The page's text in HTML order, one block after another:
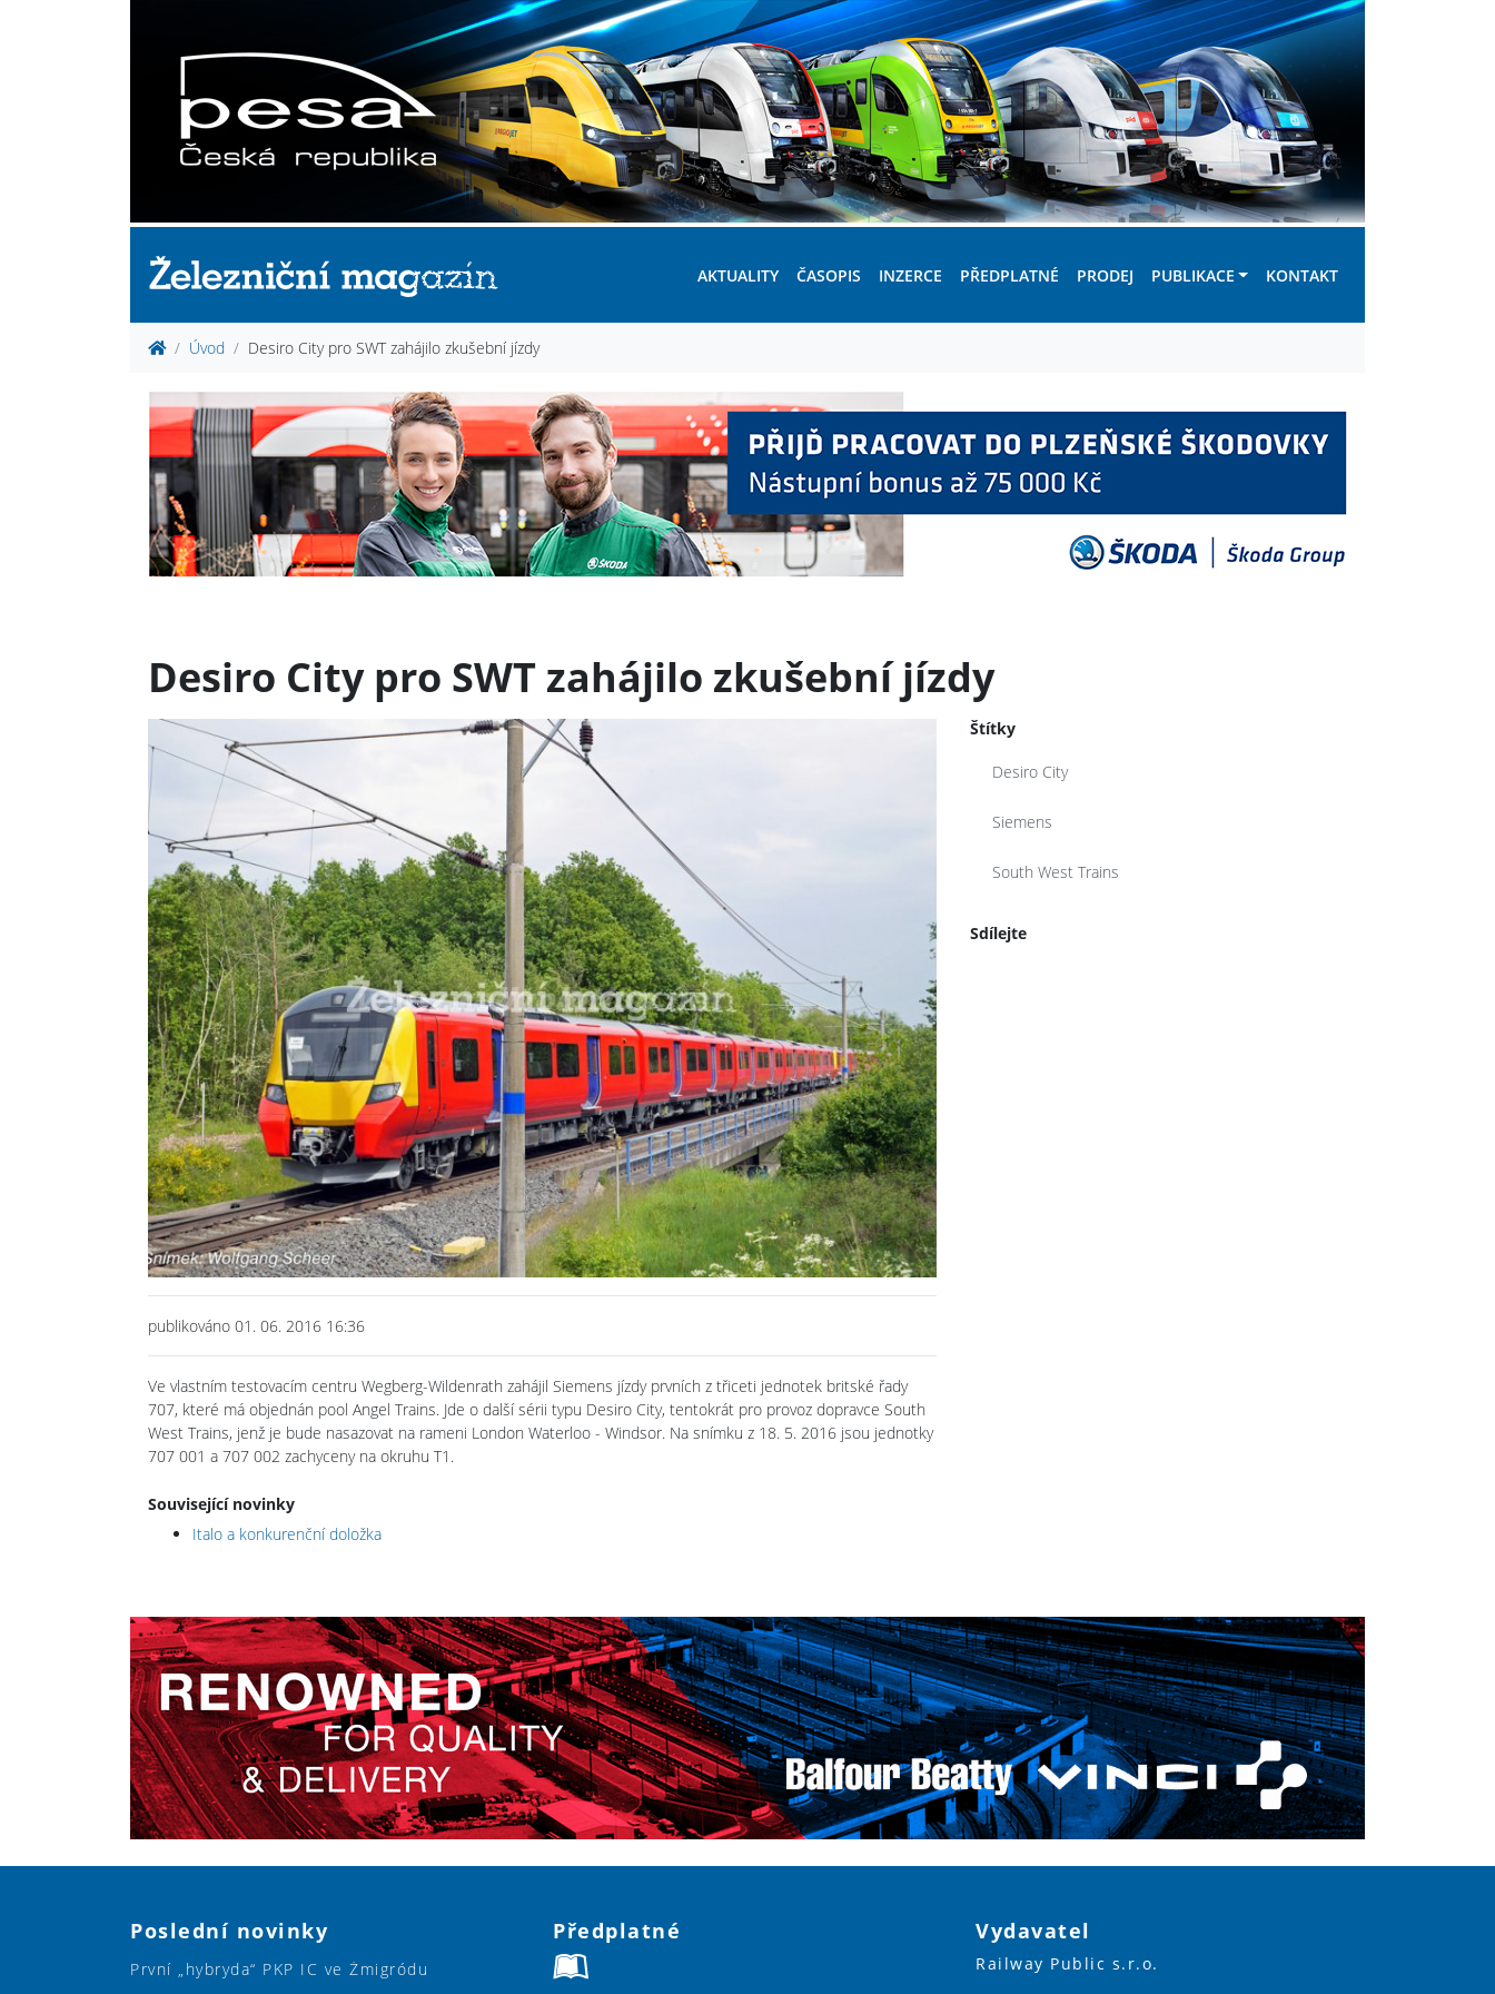
AKTUALITY ČASOPIS INZERCE PŘEDPLATNÉ PRODEJ PUBLIKACE KONTAKT
Úvod Desiro City pro SWT zahájilo zkušební jízdy
Desiro City pro SWT zahájilo zkušební jízdy
publikováno 01. 06. 2016 16:36
Ve vlastním testovacím centru Wegberg-Wildenrath zahájil Siemens jízdy prvních z třiceti jednotek britské řady
707, které má objednán pool Angel Trains. Jde o další sérii typu Desiro City, tentokrát pro provoz dopravce South
West Trains, jenž je bude nasazovat na rameni London Waterloo - Windsor. Na snímku z 18. 5. 2016 jsou jednotky
707 001 a 707 002 zachyceny na okruhu T1.
Související novinky
Italo a konkurenční doložka
Štítky
Desiro City
Siemens
South West Trains
Sdílejte
Poslední novinky
První „hybryda“ PKP IC ve Żmigródu
Předplatné Vydavatel
Railway Public s.r.o.